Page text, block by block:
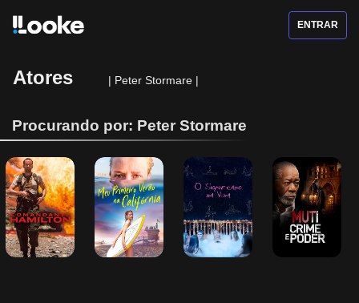
ENTRAR
Atores | Peter Stormare |
Procurando por: Peter Stormare
Comandante
Hamilton
Meu Primeiro
Verão na
Califórnia
O Significado
da Vida
MUTI - Crime e
Poder